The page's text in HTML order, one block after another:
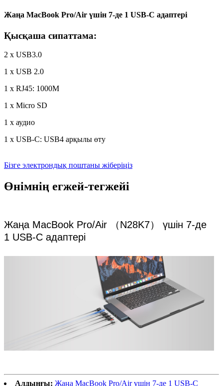
Жаңа MacBook Pro/Air үшін 7-де 1 USB-C адаптері
Қысқаша сипаттама:
2 x USB3.0
1 x USB 2.0
1 x RJ45: 1000M
1 x Micro SD
1 x аудио
1 x USB-C: USB4 арқылы өту
Бізге электрондық поштаны жіберіңіз
Өнімнің егжей-тегжейі
Жаңа MacBook Pro/Air （N28K7） үшін 7-де
1 USB-C адаптері
Алдыңғы: Жаңа MacBook Pro/Air үшін 7-де 1 USB-C